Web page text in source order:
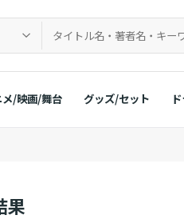
メ/映画/舞台 グッズ/セット
果